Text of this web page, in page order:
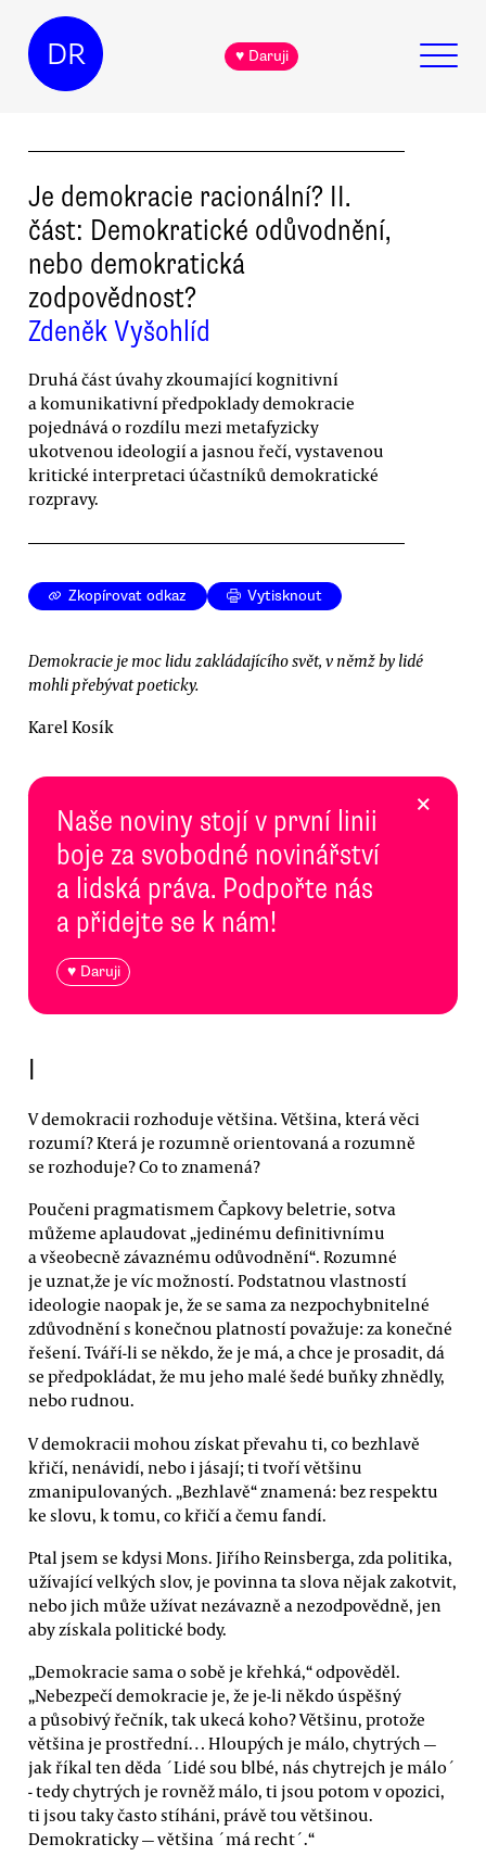
DR ♥ Daruji
Je demokracie racionální? II.
část: Demokratické odůvodnění,
nebo demokratická
zodpovědnost?
Zdeněk Vyšohlíd
Druhá část úvahy zkoumající kognitivní
a komunikativní předpoklady demokracie
pojednává o rozdílu mezi metafyzicky
ukotvenou ideologií a jasnou řečí, vystavenou
kritické interpretaci účastníků demokratické
rozpravy.
Zkopírovat odkaz Vytisknout
Demokracie je moc lidu zakládajícího svět, v němž by lidé
mohli přebývat poeticky.
Karel Kosík
Naše noviny stojí v první linii
boje za svobodné novinářství
a lidská práva. Podpořte nás
a přidejte se k nám!
♥ Daruji
×
I
V demokracii rozhoduje většina. Většina, která věci
rozumí? Která je rozumně orientovaná a rozumně
se rozhoduje? Co to znamená?
Poučeni pragmatismem Čapkovy beletrie, sotva
můžeme aplaudovat „jedinému definitivnímu
a všeobecně závaznému odůvodnění“. Rozumné
je uznat,že je víc možností. Podstatnou vlastností
ideologie naopak je, že se sama za nezpochybnitelné
zdůvodnění s konečnou platností považuje: za konečné
řešení. Tváří-li se někdo, že je má, a chce je prosadit, dá
se předpokládat, že mu jeho malé šedé buňky zhnědly,
nebo rudnou.
V demokracii mohou získat převahu ti, co bezhlavě
křičí, nenávidí, nebo i jásají; ti tvoří většinu
zmanipulovaných. „Bezhlavě“ znamená: bez respektu
ke slovu, k tomu, co křičí a čemu fandí.
Ptal jsem se kdysi Mons. Jiřího Reinsberga, zda politika,
užívající velkých slov, je povinna ta slova nějak zakotvit,
nebo jich může užívat nezávazně a nezodpovědně, jen
aby získala politické body.
„Demokracie sama o sobě je křehká,“ odpověděl.
„Nebezpečí demokracie je, že je-li někdo úspěšný
a působivý řečník, tak ukecá koho? Většinu, protože
většina je prostřední… Hloupých je málo, chytrých —
jak říkal ten děda ´Lidé sou blbé, nás chytrejch je málo´
- tedy chytrých je rovněž málo, ti jsou potom v opozici,
ti jsou taky často stíháni, právě tou většinou.
Demokraticky — většina ´má recht´.“